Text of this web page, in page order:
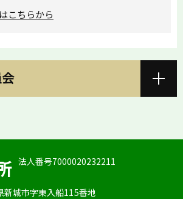
こちらから
法人番号7000020232211
新城市字東入船115番地